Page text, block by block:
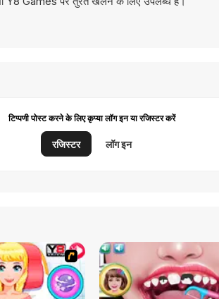
टिप्पणी पोस्ट करने के लिए कृप्या लॉग इन या रजिस्टर करें
रजिस्टर लॉग इन